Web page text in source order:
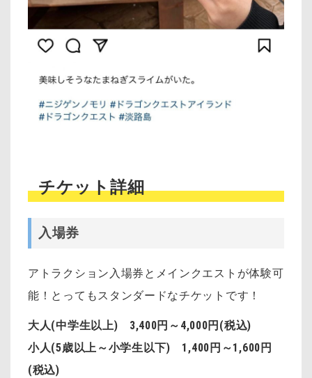
チケット詳細
入場券
アトラクション入場券とメインクエストが体験可
能！とってもスタンダードなチケットです！
大人(中学生以上) 3,400円～4,000円(税込)
小人(5歳以上～小学生以下) 1,400円～1,600円
(税込)